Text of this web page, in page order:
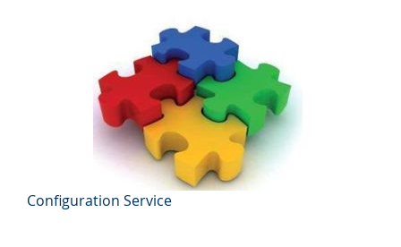
Configuration Service